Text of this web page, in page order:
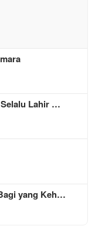
Selalu Lahir …
yang Keh…